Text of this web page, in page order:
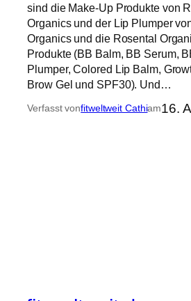
sind die Make-Up Produkte von
Organics und der Lip Plumper
Organics und die Rosental
Produkte (BB Balm, BB Serum,
Plumper, Colored Lip Balm,
Brow Gel und SPF30). Und…
Verfasst vonfitweltweit Cathiam16.